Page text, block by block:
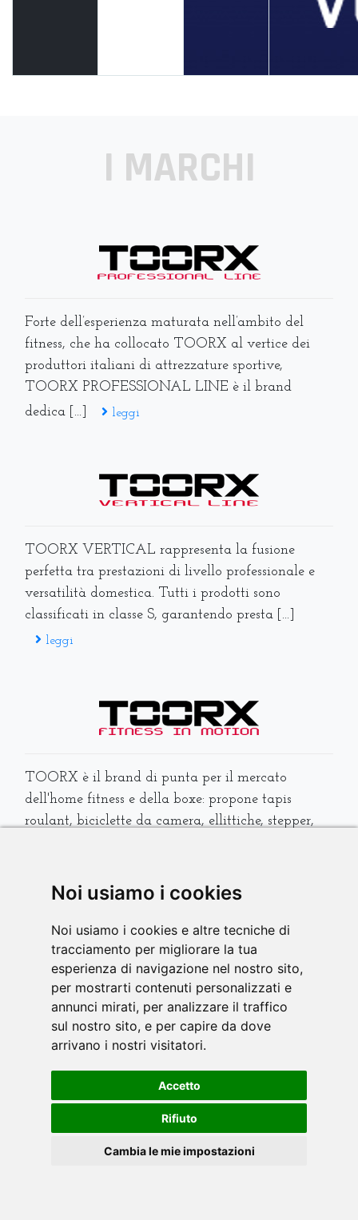
Noi usiamo i cookies
Noi usiamo i cookies e altre tecniche di
tracciamento per migliorare la tua
esperienza di navigazione nel nostro sito,
per mostrarti contenuti personalizzati e
annunci mirati, per analizzare il traffico
sul nostro sito, e per capire da dove
arrivano i nostri visitatori.
Accetto
Rifiuto
Cambia le mie impostazioni
I MARCHI
Forte dell’esperienza maturata nell’ambito del
fitness, che ha collocato TOORX al vertice dei
produttori italiani di attrezzature sportive,
TOORX PROFESSIONAL LINE è il brand
dedica [...]
leggi
TOORX VERTICAL rappresenta la fusione
perfetta tra prestazioni di livello professionale e
versatilità domestica. Tutti i prodotti sono
classificati in classe S, garantendo presta [...]
leggi
TOORX è il brand di punta per il mercato
dell'home fitness e della boxe: propone tapis
roulant, biciclette da camera, ellittiche, stepper,
Il fitness di qualità alla portata di tutti. Potrebbe
essere lo slogan del brand Everfit, che propone
una nutrita linea di biciclette da camera,
pedaliere per ginnastica passiva e riabilit [...]
leggi